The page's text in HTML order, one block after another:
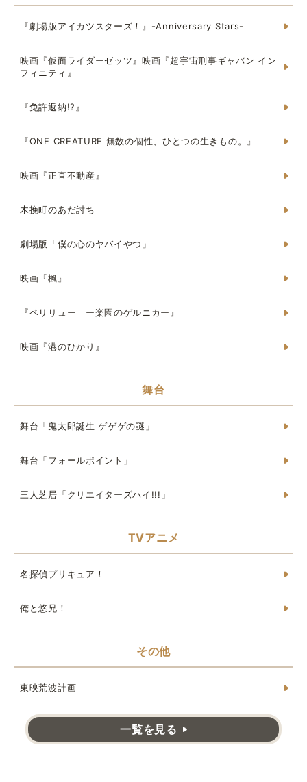
『劇場版アイカツスターズ！』-Anniversary Stars-
映画『仮面ライダーゼッツ』映画『超宇宙刑事ギャバン イン
フィニティ』
『免許返納!?』
『ONE CREATURE 無数の個性、ひとつの生きもの。』
映画『正直不動産』
木挽町のあだ討ち
劇場版「僕の心のヤバイやつ」
映画『楓』
『ペリリュー ー楽園のゲルニカー』
映画『港のひかり』
舞台
舞台「鬼太郎誕生 ゲゲゲの謎」
舞台「フォールポイント」
三人芝居「クリエイターズハイ!!!」
TVアニメ
名探偵プリキュア！
俺と悠兄！
その他
東映荒波計画
一覧を見る